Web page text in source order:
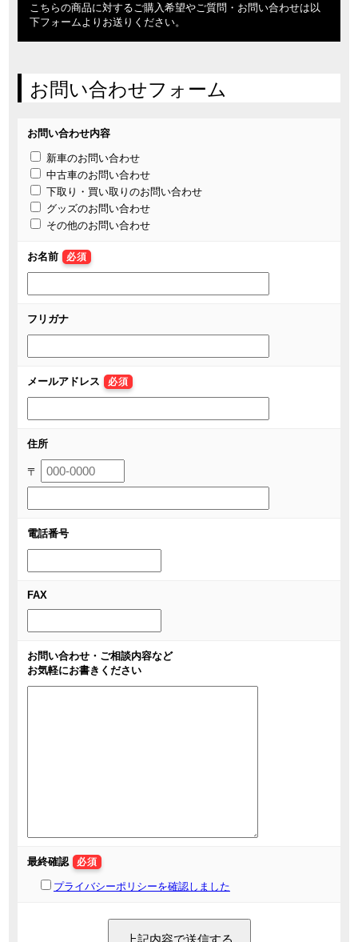
こちらの商品に対するご購入希望やご質問・お問い合わせは以
下フォームよりお送りください。
お問い合わせフォーム
お問い合わせ内容
新車のお問い合わせ
中古車のお問い合わせ
下取り・買い取りのお問い合わせ
グッズのお問い合わせ
その他のお問い合わせ
お名前 必須
フリガナ
メールアドレス 必須
住所
〒
電話番号
FAX
お問い合わせ・ご相談内容など
お気軽にお書きください
最終確認 必須
プライバシーポリシーを確認しました